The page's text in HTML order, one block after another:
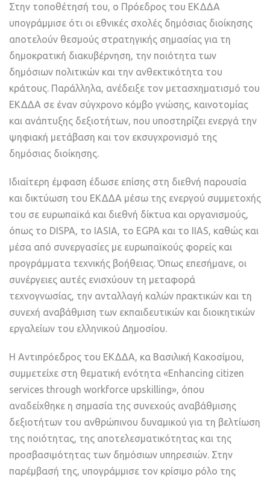
Στην τοποθέτησή του, ο Πρόεδρος του ΕΚΔΔΑ
υπογράμμισε ότι οι εθνικές σχολές δημόσιας διοίκησης
αποτελούν θεσμούς στρατηγικής σημασίας για τη
δημοκρατική διακυβέρνηση, την ποιότητα των
δημόσιων πολιτικών και την ανθεκτικότητα του
κράτους. Παράλληλα, ανέδειξε τον μετασχηματισμό του
ΕΚΔΔΑ σε έναν σύγχρονο κόμβο γνώσης, καινοτομίας
και ανάπτυξης δεξιοτήτων, που υποστηρίζει ενεργά την
ψηφιακή μετάβαση και τον εκσυγχρονισμό της
δημόσιας διοίκησης.
Ιδιαίτερη έμφαση έδωσε επίσης στη διεθνή παρουσία
και δικτύωση του ΕΚΔΔΑ μέσω της ενεργού συμμετοχής
του σε ευρωπαϊκά και διεθνή δίκτυα και οργανισμούς,
όπως το DISPA, το IASIA, το EGPA και το IIAS, καθώς και
μέσα από συνεργασίες με ευρωπαϊκούς φορείς και
προγράμματα τεχνικής βοήθειας. Όπως επεσήμανε, οι
συνέργειες αυτές ενισχύουν τη μεταφορά
τεχνογνωσίας, την ανταλλαγή καλών πρακτικών και τη
συνεχή αναβάθμιση των εκπαιδευτικών και διοικητικών
εργαλείων του ελληνικού Δημοσίου.
Η Αντιπρόεδρος του ΕΚΔΔΑ, κα Βασιλική Κακοσίμου,
συμμετείχε στη θεματική ενότητα «Enhancing citizen
services through workforce upskilling», όπου
αναδείχθηκε η σημασία της συνεχούς αναβάθμισης
δεξιοτήτων του ανθρώπινου δυναμικού για τη βελτίωση
της ποιότητας, της αποτελεσματικότητας και της
προσβασιμότητας των δημόσιων υπηρεσιών. Στην
παρέμβασή της, υπογράμμισε τον κρίσιμο ρόλο της